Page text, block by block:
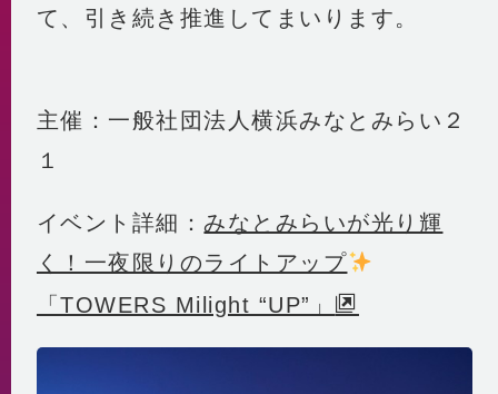
て、引き続き推進してまいります。
主催：一般社団法人横浜みなとみらい２
１
イベント詳細：みなとみらいが光り輝
く！一夜限りのライトアップ
「TOWERS Milight “UP”」